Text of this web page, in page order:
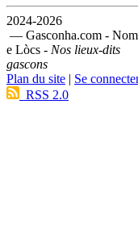
2024-2026
— Gasconha.com -
e Lòcs - Nos lieux-dits
gascons
Plan du site | Se
RSS 2.0